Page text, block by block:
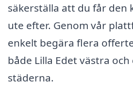
säkerställa att du får den
ute efter. Genom vår
enkelt begära flera
både Lilla Edet västra
städerna.